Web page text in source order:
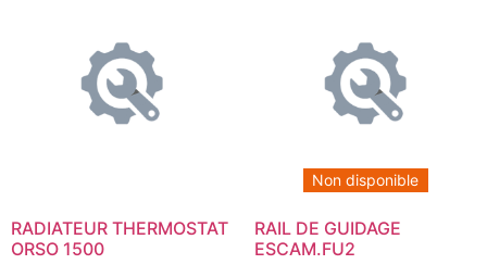
RADIATEUR THERMOSTAT
ORSO 1500
Non disponible
RAIL DE GUIDAGE
ESCAM.FU2